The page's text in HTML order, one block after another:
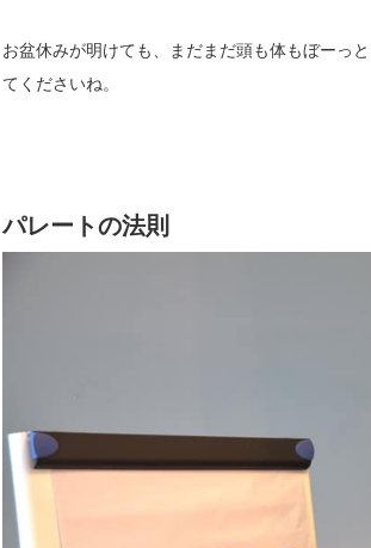
お盆休みが明けても、まだまだ頭も体もぼーっ
てくださいね。
パレートの法則